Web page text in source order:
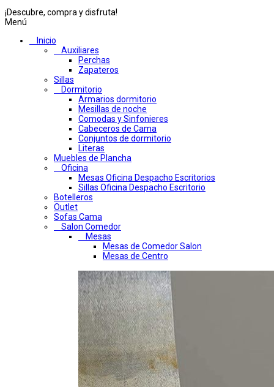
¡Descubre, compra y disfruta!
Menú
Inicio
Auxiliares
Perchas
Zapateros
Sillas
Dormitorio
Armarios dormitorio
Mesillas de noche
Comodas y Sinfonieres
Cabeceros de Cama
Conjuntos de dormitorio
Literas
Muebles de Plancha
Oficina
Mesas Oficina Despacho Escritorios
Sillas Oficina Despacho Escritorio
Botelleros
Outlet
Sofas Cama
Salon Comedor
Mesas
Mesas de Comedor Salon
Mesas de Centro